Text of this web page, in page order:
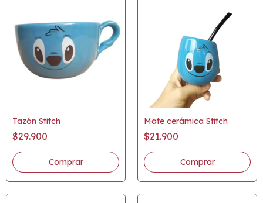
Tazón Stitch
$29.900
Mate cerámica Stitch
$21.900